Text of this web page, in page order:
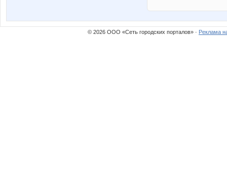
© 2026 ООО «Сеть городских порталов» · Реклама